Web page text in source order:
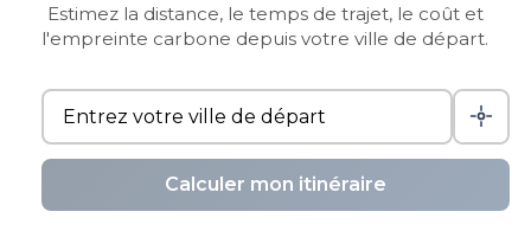
Estimez la distance, le temps de trajet, le coût et
l'empreinte carbone depuis votre ville de départ.
Calculer mon itinéraire